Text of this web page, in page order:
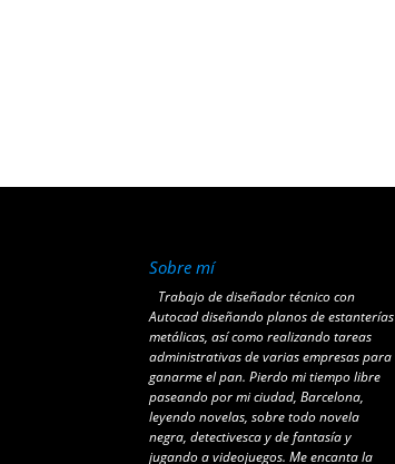
Sobre mí
Trabajo de diseñador técnico con
Autocad diseñando planos de estanterías
metálicas, así como realizando tareas
administrativas de varias empresas para
ganarme el pan. Pierdo mi tiempo libre
paseando por mi ciudad, Barcelona,
leyendo novelas, sobre todo novela
negra, detectivesca y de fantasía y
jugando a videojuegos. Me encanta la